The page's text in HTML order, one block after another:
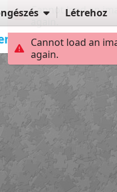
Létrehoz
Cannot load an
again.